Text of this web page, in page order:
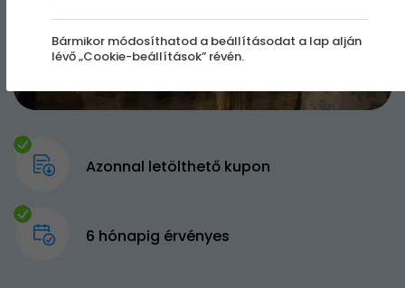
Azonnal letölthető kupon
6 hónapig érvényes
Bármikor módosíthatod a beállításodat a lap alján
lévő „Cookie-beállítások” révén.